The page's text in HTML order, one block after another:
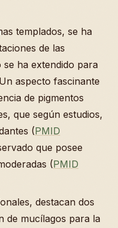
templados, se ha
de las
se ha extendido para
aspecto fascinante
de pigmentos
que según estudios,
(PMID
que posee
(PMID
destacan dos
de mucílagos para la